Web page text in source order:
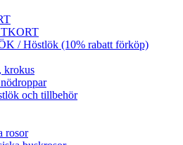
/ Höstlök (10% rabatt förköp)
krokus
och tillbehör
rosor